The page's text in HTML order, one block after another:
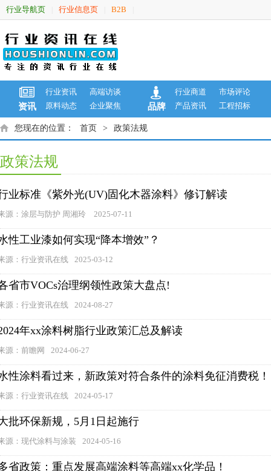
行业导航页 行业信息页 B2B
资讯
行业资讯
高端访谈
原料动态
企业聚焦 品牌
行业商道
市场评论
产品资讯
工程招标
您现在的位置： 首页 > 政策法规
政策法规
业标准《紫外光(UV)固化木器涂料》修订解读
源：涂层与防护 周湘玲 2025-07-11
性工业漆如何实现“降本增效”？
源：行业资讯在线 2025-03-12
省市VOCs治理纲领性政策大盘点!
源：行业资讯在线 2024-08-27
年xx涂料树脂行业政策汇总及解读
源：前瞻网 2024-06-27
性涂料看过来，新政策对符合条件的涂料免征消费税！
源：行业资讯在线 2024-05-17
批环保新规，5月1日起施行
源：现代涂料与涂装 2024-05-16
省政策：重点发展高端涂料等高端xx化学品！